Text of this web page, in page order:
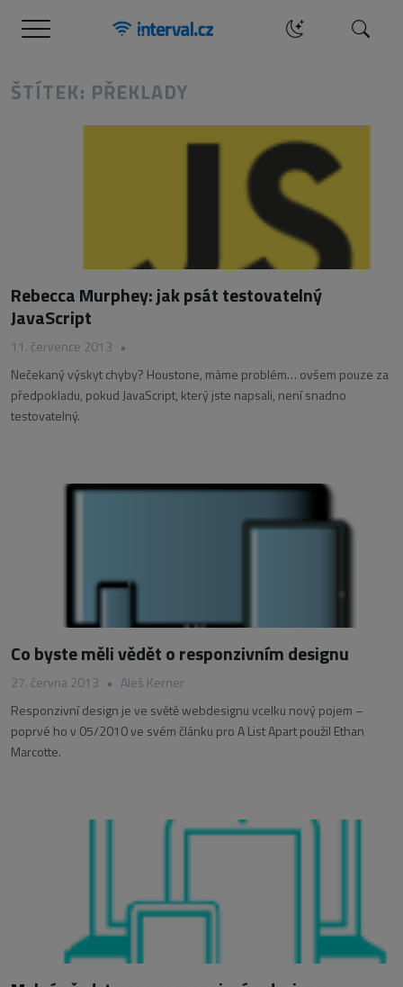
Menu Hledat
ŠTÍTEK: PŘEKLADY
Rebecca Murphey: jak psát testovatelný
JavaScript
11. července 2013 •
Nečekaný výskyt chyby? Houstone, máme problém… ovšem pouze za
předpokladu, pokud JavaScript, který jste napsali, není snadno
testovatelný.
Co byste měli vědět o responzivním designu
27. června 2013 • Aleš Kerner
Responzivní design je ve světě webdesignu vcelku nový pojem –
poprvé ho v 05/2010 ve svém článku pro A List Apart použil Ethan
Marcotte.